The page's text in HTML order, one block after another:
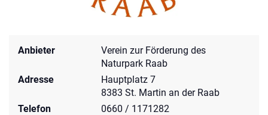
Anbieter
Verein zur Förderung des
Naturpark Raab
Adresse
Hauptplatz 7
8383 St. Martin an der Raab
Telefon
0660 / 1171282